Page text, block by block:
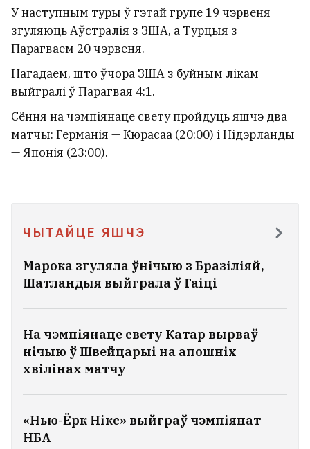
У наступным туры ў гэтай групе 19 чэрвеня
згуляюць Аўстралія з ЗША, а Турцыя з
Парагваем 20 чэрвеня.
Нагадаем, што ўчора ЗША з буйным лікам
выйгралі ў Парагвая 4:1.
Сёння на чэмпіянаце свету пройдуць яшчэ два
матчы: Германія — Кюрасаа (20:00) і Нідэрланды
— Японія (23:00).
ЧЫТАЙЦЕ ЯШЧЭ
Марока згуляла ўнічыю з Бразіліяй,
Шатландыя выйграла ў Гаіці
На чэмпіянаце свету Катар вырваў
нічыю ў Швейцарыі на апошніх
хвілінах матчу
«Нью-Ёрк Нікс» выйграў чэмпіянат
НБА
У расійскім судзе беларус нецэнзурна